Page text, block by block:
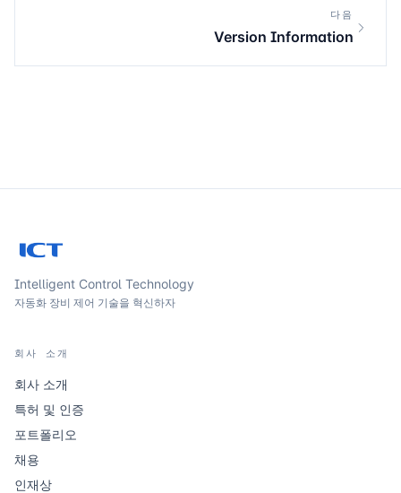
다음
Version Information
Intelligent Control Technology
자동화 장비 제어 기술을 혁신하자
회사 소개
회사 소개
특허 및 인증
포트폴리오
채용
인재상